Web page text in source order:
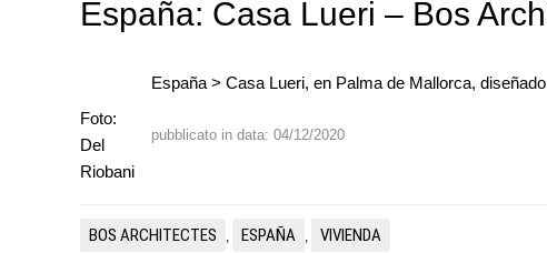
España: Casa Lueri – Bos
Foto:
Del
Riobani
España > Casa Lueri, en Palma de Mallorca,
pubblicato in data: 04/12/2020
BOS ARCHITECTES , ESPAÑA , VIVIENDA